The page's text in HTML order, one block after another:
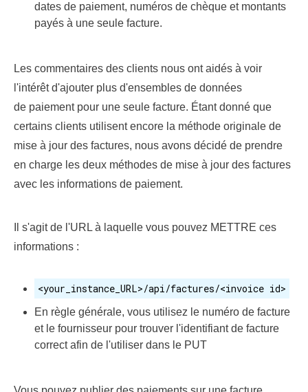
dates de paiement, numéros de chèque et montants
payés à une seule facture.
Les commentaires des clients nous ont aidés à voir
l'intérêt d'ajouter plus d'ensembles de données
de paiement pour une seule facture. Étant donné que
certains clients utilisent encore la méthode originale de
mise à jour des factures, nous avons décidé de prendre
en charge les deux méthodes de mise à jour des factures
avec les informations de paiement.
Il s'agit de l'URL à laquelle vous pouvez METTRE ces
informations :
<your_instance_URL>/api/factures/<invoice id>
En règle générale, vous utilisez le numéro de facture
et le fournisseur pour trouver l'identifiant de facture
correct afin de l'utiliser dans le PUT